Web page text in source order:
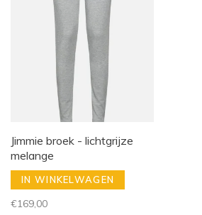
Jimmie broek - lichtgrijze
melange
IN WINKELWAGEN
€169,00